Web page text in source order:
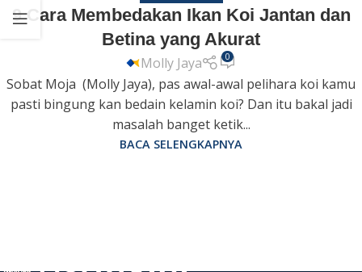
9 Cara Membedakan Ikan Koi Jantan dan
Betina yang Akurat
Molly Jaya 0
Sobat Moja (Molly Jaya), pas awal-awal pelihara koi kamu
pasti bingung kan bedain kelamin koi? Dan itu bakal jadi
masalah banget ketik...
BACA SELENGKAPNYA